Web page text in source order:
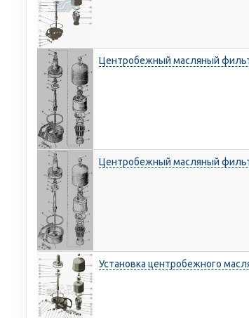
Центробежный масляный
Центробежный масляный
Установка центробежного